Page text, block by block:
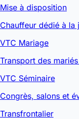
Mise à disposition
Chauffeur dédié à la
VTC Mariage
Transport des
VTC Séminaire
Congrès, salons et
Transfrontalier